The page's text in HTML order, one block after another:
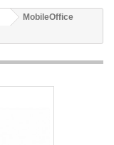
MobileOffice